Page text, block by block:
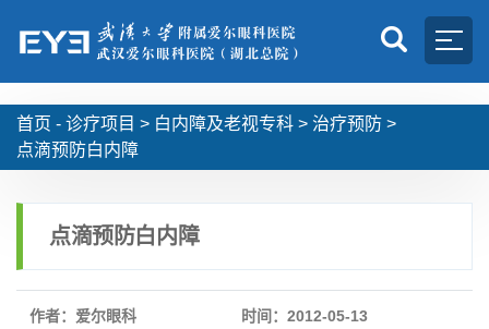
首页 - 诊疗项目 > 白内障及老视专科 > 治疗预防 >
点滴预防白内障
点滴预防白内障
作者：爱尔眼科 时间：2012-05-13